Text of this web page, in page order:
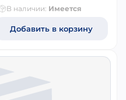
В наличии: Имеется
Добавить в корзину